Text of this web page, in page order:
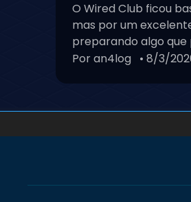
O Wired Club ficou
mas por um
preparando algo que
Por an4log • 8/3/